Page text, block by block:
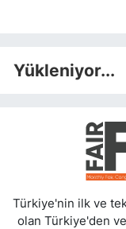
Yükleniyor...
Türkiye'nin ilk ve
olan Türkiye'den